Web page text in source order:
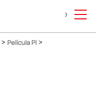
> Película PI >